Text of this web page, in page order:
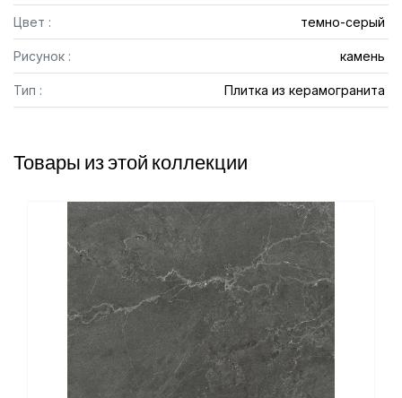
Цвет : темно-серый
Рисунок : камень
Тип : Плитка из керамогранита
Товары из этой коллекции